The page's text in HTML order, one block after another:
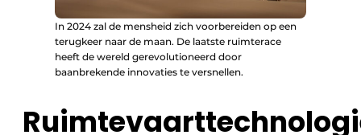
In 2024 zal de mensheid zich voorbereiden op een
terugkeer naar de maan. De laatste ruimterace
heeft de wereld gerevolutioneerd door
baanbrekende innovaties te versnellen.